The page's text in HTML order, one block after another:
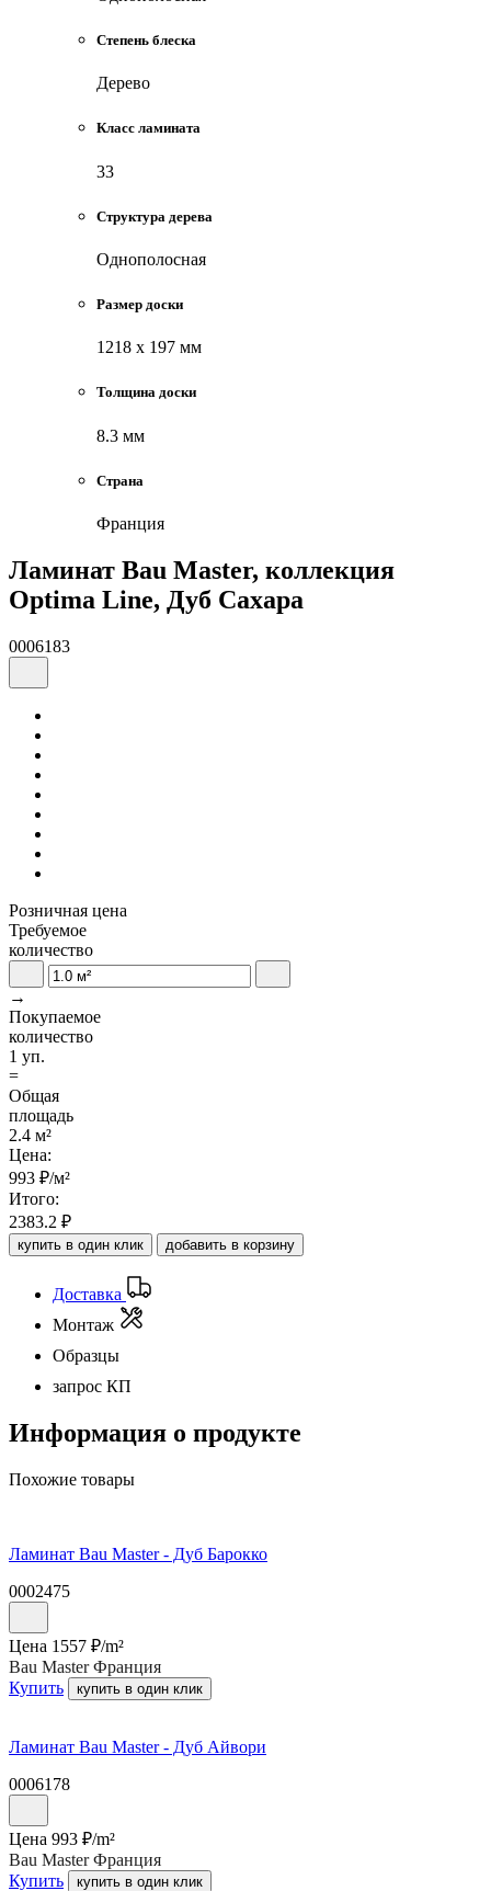
Степень блеска
Дерево
Класс ламината
33
Структура дерева
Однополосная
Размер доски
1218 x 197 мм
Толщина доски
8.3 мм
Страна
Франция
Ламинат Bau Master, коллекция
Optima Line, Дуб Сахара
0006183
Розничная цена
Требуемое
количество
→
Покупаемое
количество
1 уп.
=
Общая
площадь
2.4 м²
Цена:
993 ₽/м²
Итого:
2383.2 ₽
купить в один клик добавить в корзину
Доставка
Монтаж
Образцы
запрос КП
Информация о продукте
Похожие товары
Ламинат Bau Master - Дуб Барокко
0002475
Цена 1557 ₽/m²
Bau Master Франция
Купить
купить в один клик
Ламинат Bau Master - Дуб Айвори
0006178
Цена 993 ₽/m²
Bau Master Франция
Купить
купить в один клик